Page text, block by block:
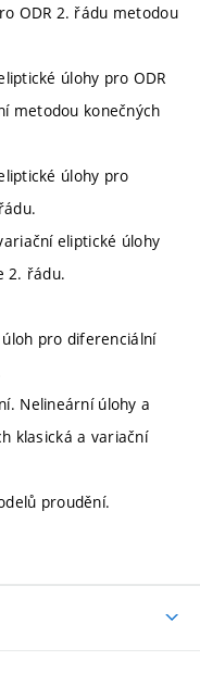
ODR 2. řádu metodou
úlohy pro ODR
metodou konečných
úlohy pro
eliptické úlohy
2. řádu.
pro diferenciální
Nelineární úlohy a
klasická a variační
proudění.